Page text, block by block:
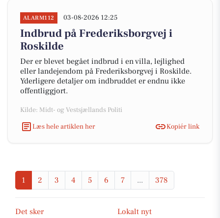
ALARM112 03-08-2026 12:25
Indbrud på Frederiksborgvej i
Roskilde
Der er blevet begået indbrud i en villa, lejlighed
eller landejendom på Frederiksborgvej i Roskilde.
Yderligere detaljer om indbruddet er endnu ikke
offentliggjort.
Kilde: Midt- og Vestsjællands Politi
Læs hele artiklen her
Kopiér link
1 2 3 4 5 6 7 ... 378
Det sker
Lokalt nyt